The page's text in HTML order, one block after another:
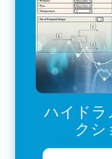
ハイドラ
クシ